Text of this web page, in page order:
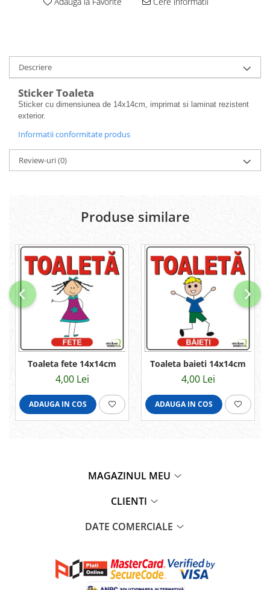
Descriere
Sticker Toaleta
Sticker cu dimensiunea de 14x14cm, imprimat si laminat rezistent
exterior.
Informatii conformitate produs
Review-uri(0)
Produse similare
Toaleta fete 14x14cm
4,00 Lei
ADAUGA IN COS
Toaleta baieti 14x14cm
4,00 Lei
ADAUGA IN COS
MAGAZINUL MEU
CLIENTI
DATE COMERCIALE